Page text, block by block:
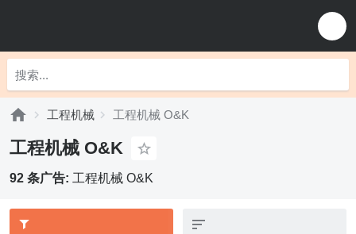
工程机械 工程机械 O&K
工程机械 O&K
92 条广告: 工程机械 O&K